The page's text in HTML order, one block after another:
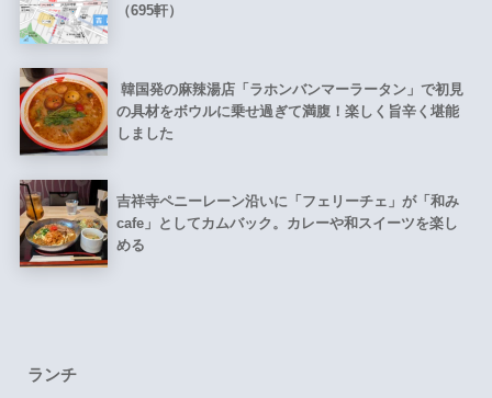
（695軒）
韓国発の麻辣湯店「ラホンバンマーラータン」で初見
の具材をボウルに乗せ過ぎて満腹！楽しく旨辛く堪能
しました
吉祥寺ペニーレーン沿いに「フェリーチェ」が「和み
cafe」としてカムバック。カレーや和スイーツを楽し
める
ランチ